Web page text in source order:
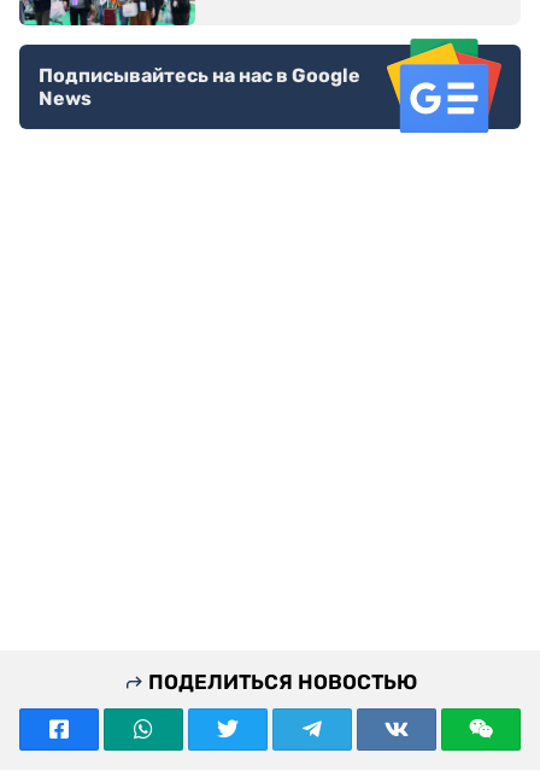
Подписывайтесь на нас в Google
News
ПОДЕЛИТЬСЯ НОВОСТЬЮ